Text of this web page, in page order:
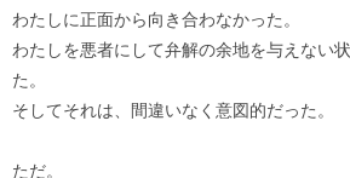
わたしに正面から向き合わなかった。
わたしを悪者にして弁解の余地を与えない
た。
そしてそれは、間違いなく意図的だった。
ただ。